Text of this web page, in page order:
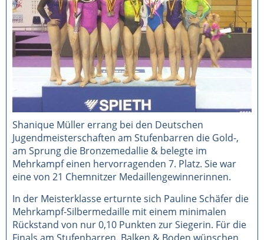
Shanique Müller errang bei den Deutschen
Jugendmeisterschaften am Stufenbarren die Gold-,
am Sprung die Bronzemedallie & belegte im
Mehrkampf einen hervorragenden 7. Platz. Sie war
eine von 21 Chemnitzer Medaillengewinnerinnen.
In der Meisterklasse erturnte sich Pauline Schäfer die
Mehrkampf-Silbermedaille mit einem minimalen
Rückstand von nur 0,10 Punkten zur Siegerin. Für die